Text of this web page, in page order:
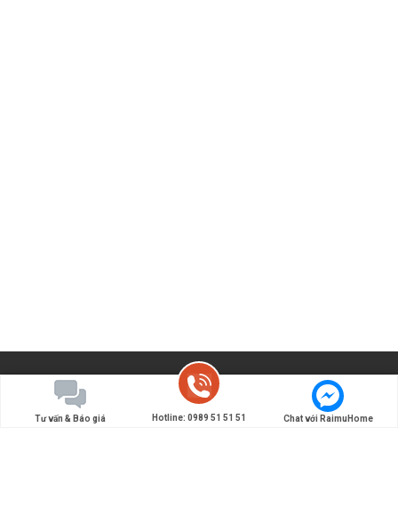
Tư vấn & Báo giá Hotline: 0989 51 51 51 Chat với RaimuHome